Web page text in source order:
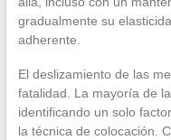
gradualmente su
adherente.
El deslizamiento de las
fatalidad. La mayoría de
identificando un solo
la técnica de colocación.